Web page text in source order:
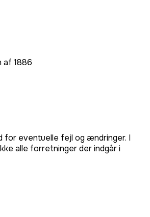
af 1886
for eventuelle fejl og ændringer. I
alle forretninger der indgår i